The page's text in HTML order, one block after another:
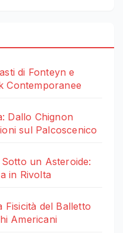
di Fonteyn e
Contemporanee
Dallo Chignon
sul Palcoscenico
un Asteroide:
in Rivolta
Fisicità del Balletto
Americani